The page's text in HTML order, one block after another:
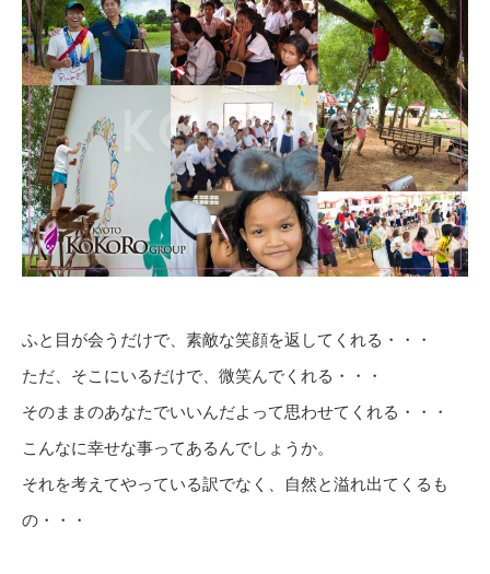
ふと目が会うだけで、素敵な笑顔を返してくれる・・・
ただ、そこにいるだけで、微笑んでくれる・・・
そのままのあなたでいいんだよって思わせてくれる・・・
こんなに幸せな事ってあるんでしょうか。
それを考えてやっている訳でなく、自然と溢れ出てくるも
の・・・